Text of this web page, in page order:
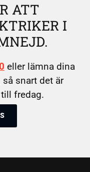
ATT
I
eller lämna dina
snart det är
fredag.